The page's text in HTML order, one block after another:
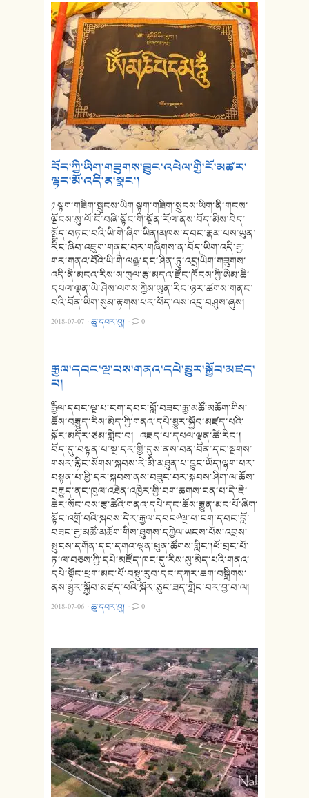
བོད་ཀྱི་ཡིག་གཟུགས་བྱུང་འཕེལ་གྱི་ངོ་མཚར་
ལྟད་མོ་འདི་ན་སྣང་།
༡ སྟག་གཟིག་སྤུངས་ཡིག སྟག་གཟིག་སྤུངས་ཡིག་ནི་གངས་
ལྗོངས་སུ་ལོ་ངོ་བཞི་སྟོང་གི་སྔོན་རོལ་ནས་བོད་མིས་བེད་
སྤྱོད་བཏང་བའི་ཡི་གེ་ཞིག་ཡིན།མཁས་དབང་རྣམ་པས་ཡུན་
རིང་ཞིབ་འཇུག་གནང་བར་གཞིགས་ན་བོད་ཡིག་འདི་རྒྱ་
གར་གནའ་བོའི་ཡི་གེ་ལཉྫ་དང་ཤིན་ཏུ་འདྲ།ཡིག་གཟུགས་
འདི་ནི་མངའ་རིས་ས་ཁུལ་རྩ་མདའ་རྫོང་ཁོངས་ཀྱི་ཨེམ་ཆི་
དཔལ་ལྡན་ཡེ་ཤེས་ལགས་ཀྱིས་ཡུན་རིང་ཉར་ཚགས་གནང་
བའི་བོན་ཡིག་སུམ་རྟགས་པར་པོད་ལས་འདྲ་བཤུས་ཞུས།
2018-07-07 ·ཆུ་དབར་བུ། · 0
༸རྒྱལ་དབང་ལྔ་པས་གནའ་དཔེ་མྱུར་སྐྱོབ་མཛད་
པ།
༸རྒྱལ་དབང་ལྔ་པ་ངག་དབང་བློ་བཟང་རྒྱ་མཚོ་མཆོག་གིས་
ཆོས་བརྒྱུད་རིས་མེད་ཀྱི་གནའ་དཔེ་མྱུར་སྐྱོབ་མཛད་པའི་
སྐོར་མདོར་ཙམ་གླེང་བ། འཇད་པ་དཔལ་ལྡན་ཚེ་རིང་།
བོད་དུ་བསྟན་པ་སྔ་དར་གྱི་དུས་ནས་བན་བོན་དང་སྔགས་
གསར་རྙིང་སོགས་སྐབས་རེ་མི་མཐུན་པ་བྱུང་ཡོད།ལྷག་པར་
བསྟན་པ་ཕྱི་དར་སྐབས་ནས་བཟུང་བར་སྐབས་ཤིག་ལ་ཆོས་
བརྒྱུད་ནང་ཁུལ་འཐེན་འཁྱེར་གྱི་བག་ཆགས་ངན་པ་དེ་ཇེ་
ཆེར་སོང་བས་རྩ་ཆེའི་གནའ་དཔེ་དང་ཆོས་རྒྱུན་མང་པོ་ཞིག་
སྟོང་འགྲོ་བའི་སྐབས་དེར་རྒྱལ་དབང༧ལྔ་པ་ངག་དབང་བློ་
བཟང་རྒྱ་མཚོ་མཆོག་གིས་ཐུགས་དཀྱེལ་ཡངས་པོས་འབྲས་
སྤུངས་དགོན་དང་དགའ་ལྡན་ཕུན་ཚོགས་གླིང་།ཕོ་བྲང་པོ་
ཏ་ལ་བཅས་ཀྱི་དཔེ་མཛོད་ཁང་དུ་རིས་སུ་མེད་པའི་གནའ་
དཔེ་སྟོང་ཕྲག་མང་པོ་བསྡུ་རུབ་དང་དཀར་ཆག་བསྒྲིགས་
ནས་མྱུར་སྐྱོབ་མཛད་པའི་སྐོར་ཅུང་ཟད་གླེང་བར་བྱ་བ་ལ།
2018-07-06 ·ཆུ་དབར་བུ། · 0